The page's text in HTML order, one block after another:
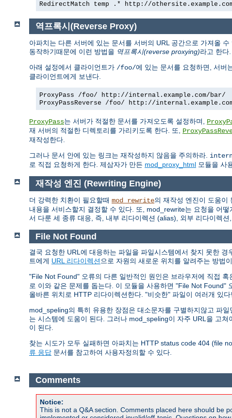
RedirectMatch temp .* http://
역프록시(Reverse Proxy)
아파치는 다른 서버에 있는 문서를 서버의 URL 공간으로 가져올
동작하기때문에 이런 방법을 역프록시(reverse proxying)라고 한다
아래 설정에서 클라이언트가 /foo/에 있는 문서를 요청하면, 서버
클라이언트에게 보낸다.
ProxyPass /foo/ http://internal.example.com/bar/
ProxyPassReverse /foo/ http://
ProxyPass는 서버가 적절한 문서를 가져오도록 설정하며,
재 서버의 적절한 디렉토리를 가리키도록 한다. 또,
재작성한다.
그러나 문서 안에 있는 링크는 재작성하지 않음을 주의하라.
로 직접 요청하게 한다. 제삼자가 만든 mod_proxy_html 모듈을 사
재작성 엔진 (Rewriting Engine)
더 강력한 치환이 필요할때 mod_rewrite의 재작성 엔진이 도움이
내용을 서비스할지 결정할 수 있다. 또, mod_rewrite는 요청을 어
서 다룬 세 종류 대응, 즉, 내부 리다이렉션 (alias), 외부 리다이렉
File Not Found
결국 요청한 URL에 대응하는 파일을 파일시스템에서 찾지 못한
트에게 URL 리다이렉션으로 자원의 새로운 위치를 알려주는 방법
"File Not Found" 오류의 다른 일반적인 원인은 브라우저에 직접
로 이와 같은 문제를 돕는다. 이 모듈을 사용하면 "File Not Found"
올바른 위치로 HTTP 리다이렉션한다. "비슷한" 파일이 여러개 있
mod_speling의 특히 유용한 장점은 대소문자를 구별하지않고 파
는 시스템에 도움이 된다. 그러나 mod_speling이 자주 URL을 고
이 된다.
찾는 시도가 모두 실패하면 아파치는 HTTP status code 404 (file
류 응답 문서를 참고하여 사용자정의할 수 있다.
Comments
Notice:
This is not a Q&A section. Comments placed here should be